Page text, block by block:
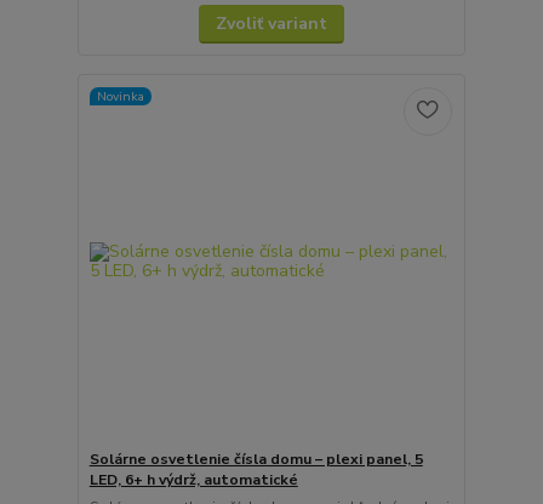
Zvoliť variant
Novinka
Solárne osvetlenie čísla domu – plexi panel, 5
LED, 6+ h výdrž, automatické